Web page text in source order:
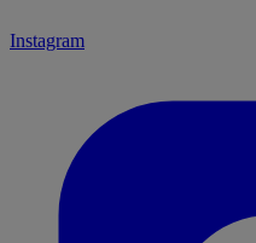
Instagram